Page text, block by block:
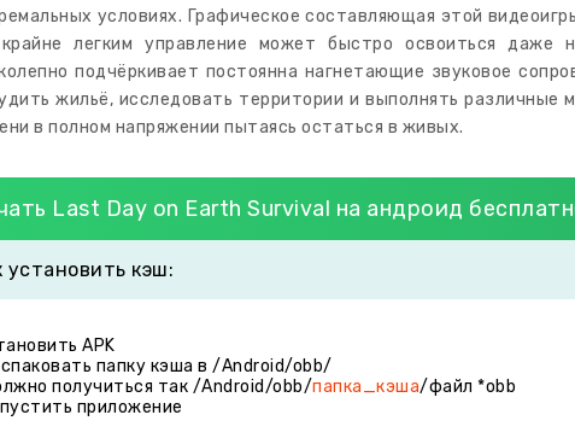
условиях. Графическое составляющая этой
легким управление может быстро освоиться даже
подчёркивает постоянна нагнетающие звуковое
жильё, исследовать территории и выполнять различные
в полном напряжении пытаясь остаться в живых.
Last Day on Earth Survival на андроид
установить кэш:
APK
папку кэша в /Android/obb/
получиться так /Android/obb/папка_кэша/файл *obb
приложение